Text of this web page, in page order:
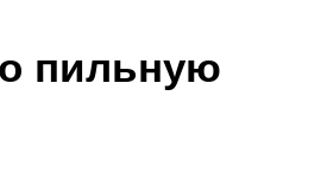
пильную